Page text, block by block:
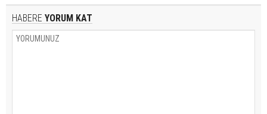
HABERE YORUM KAT